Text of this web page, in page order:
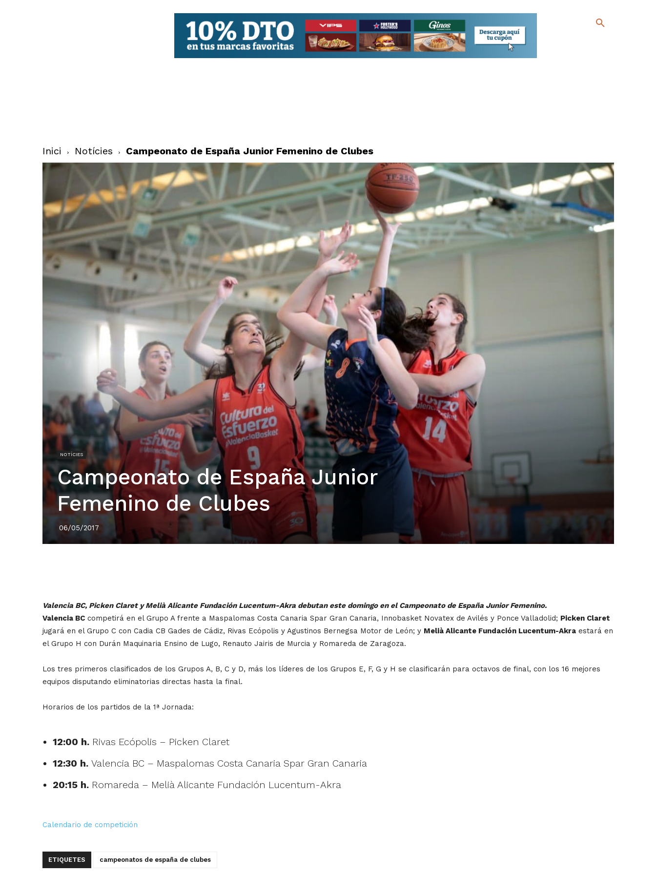
Inici Notícies Campeonato de España Junior Femenino de Clubes
NOTÍCIES
Campeonato de España Junior
Femenino de Clubes
06/05/2017
Valencia BC, Picken Claret y Melià Alicante Fundación Lucentum-Akra debutan este domingo en el Campeonato de España Junior Femenino.
Valencia BCcompetirá en el Grupo A frente a Maspalomas Costa Canaria Spar Gran Canaria, Innobasket Novatex de Avilés y Ponce Valladolid; Picken Claret
jugará en el Grupo C con Cadia CB Gades de Cádiz, Rivas Ecópolis y Agustinos Bernegsa Motor de León; y Melià Alicante Fundación Lucentum-Akraestará en
el Grupo H con Durán Maquinaria Ensino de Lugo, Renauto Jairis de Murcia y Romareda de Zaragoza.
Los tres primeros clasificados de los Grupos A, B, C y D, más los líderes de los Grupos E, F, G y H se clasificarán para octavos de final, con los 16 mejores
equipos disputando eliminatorias directas hasta la final.
Horarios de los partidos de la 1ª Jornada:
12:00 h.Rivas Ecópolis – Picken Claret
12:30 h. Valencia BC – Maspalomas Costa Canaria Spar Gran Canaria
20:15 h. Romareda – Melià Alicante Fundación Lucentum-Akra
Calendario de competición
ETIQUETES campeonatos de españa de clubes